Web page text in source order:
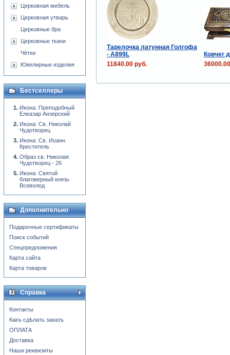
Тарелочка латунная Голгофа
- A899L
Ковчег
11840.00 руб.
Церковная мебель
Церковная утварь
Церковные бра
Церковные ткани
Чётки
Ювелирные изделия
Бестселлеры
Икона: Преподобный
Елеазар Анзерский
Икона: Св. Николай
Чудотворец
Икона: Св. Иоанн
Креститель
Образ св. Николая
Чудотворец - 26
Икона: Святой
благоверный князь
Всеволод
Дополнительно
Подарочные сертификаты
Поиск событий
Спецпредложения
Карта сайта
Карта товаров
Справка
Контакты
Какъ сдѣлать заказъ
ОПЛАТА
Доставка
Наши реквизиты